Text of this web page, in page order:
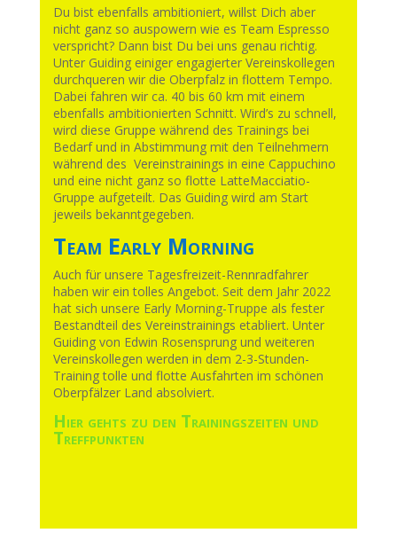
Du bist ebenfalls ambitioniert, willst Dich aber
nicht ganz so auspowern wie es Team Espresso
verspricht? Dann bist Du bei uns genau richtig.
Unter Guiding einiger engagierter Vereinskollegen
durchqueren wir die Oberpfalz in flottem Tempo.
Dabei fahren wir ca. 40 bis 60 km mit einem
ebenfalls ambitionierten Schnitt. Wird’s zu schnell,
wird diese Gruppe während des Trainings bei
Bedarf und in Abstimmung mit den Teilnehmern
während des Vereinstrainings in eine Cappuchino
und eine nicht ganz so flotte LatteMacciatio-
Gruppe aufgeteilt. Das Guiding wird am Start
jeweils bekanntgegeben.
Team Early Morning
Auch für unsere Tagesfreizeit-Rennradfahrer
haben wir ein tolles Angebot. Seit dem Jahr 2022
hat sich unsere Early Morning-Truppe als fester
Bestandteil des Vereinstrainings etabliert. Unter
Guiding von Edwin Rosensprung und weiteren
Vereinskollegen werden in dem 2-3-Stunden-
Training tolle und flotte Ausfahrten im schönen
Oberpfälzer Land absolviert.
Hier gehts zu den Trainingszeiten und
Treffpunkten